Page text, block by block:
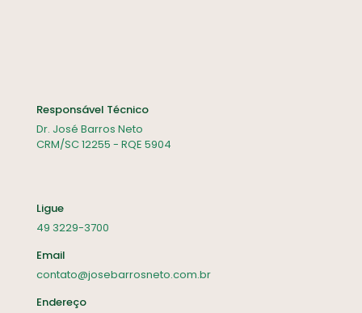
Responsável Técnico
Dr. José Barros Neto
CRM/SC 12255 - RQE 5904
Ligue
49 3229-3700
Email
contato@josebarrosneto.com.br
Endereço